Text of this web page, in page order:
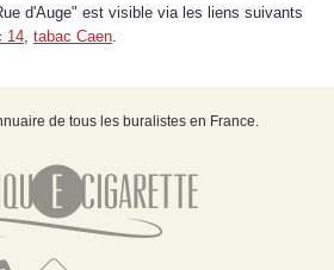
d'Auge" est visible via les liens suivants
14 tabac Caen
de tous les buralistes en France.